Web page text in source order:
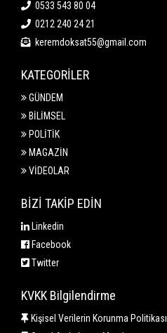
0533 543 80 04
0212 240 24 21
keremdoksat55@gmail.com
KATEGORİLER
GÜNDEM
BİLİMSEL
POLİTİK
MAGAZİN
VİDEOLAR
BİZİ TAKİP EDİN
Linkedin
Facebook
Twitter
KVKK Bilgilendirme
Kişisel Verilerin Korunma Politikası